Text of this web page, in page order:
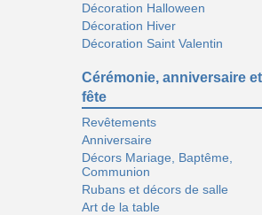
Décoration Halloween
Décoration Hiver
Décoration Saint Valentin
Cérémonie, anniversaire et
fête
Revêtements
Anniversaire
Décors Mariage, Baptême,
Communion
Rubans et décors de salle
Art de la table